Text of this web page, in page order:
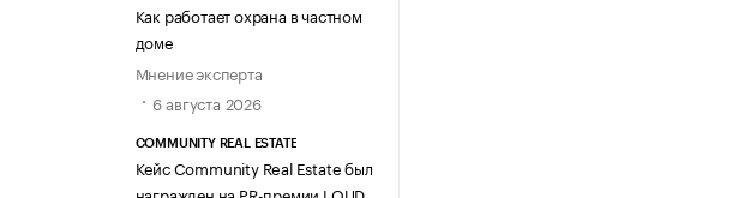
Как работает охрана в частном
доме
Мнение эксперта
6 августа 2026
COMMUNITY REAL ESTATE
Кейс Community Real Estate был
награжден на PR-премии LOUD